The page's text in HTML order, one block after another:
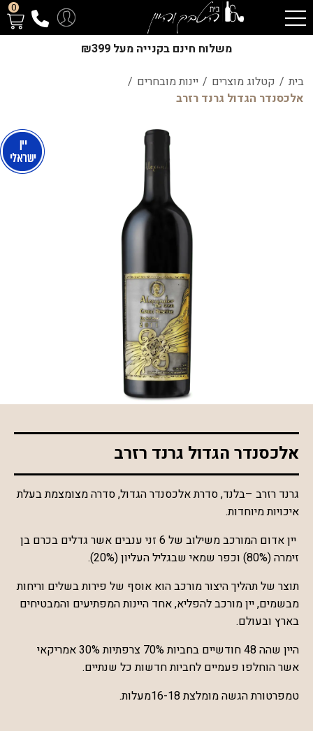
0
משלוח חינם בקנייה מעל ₪399
בית / קטלוג מוצרים / יינות מובחרים /
אלכסנדר הגדול גרנד רזרב
אלכסנדר הגדול גרנד רזרב
גרנד רזרב –בלנד, סדרת אלכסנדר הגדול, סדרה מצומצמת בעלת
איכויות מיוחדות.
יין אדום המורכב משילוב של 6 זני ענבים אשר גדלים בכרם בן
זימרה (80%) וכפר שמאי שבגליל העליון (20%).
תוצר של תהליך היצור מורכב הוא אוסף של פירות בשלים וריחות
מבשמים, יין מורכב להפליא, אחד היינות המפתיעים והמבטיחים
בארץ ובעולם.
היין שהה 48 חודשיים בחביות 70% צרפתיות 30% אמריקאי
אשר הוחלפו פעמיים לחביות חדשות כל שנתיים.
טמפרטורת הגשה מומלצת 16-18מעלות.